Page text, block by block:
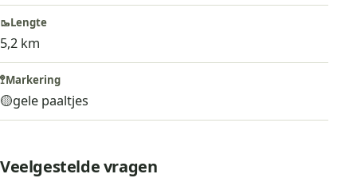
Veelgestelde vragen
🥾Lengte
5,2 km
🚏Markering
🟡gele paaltjes